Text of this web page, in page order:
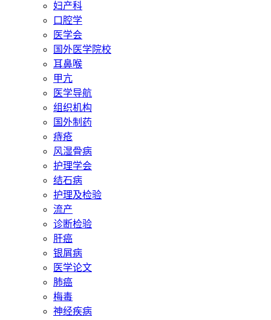
妇产科
口腔学
医学会
国外医学院校
耳鼻喉
甲亢
医学导航
组织机构
国外制药
痔疮
风湿骨病
护理学会
结石病
护理及检验
流产
诊断检验
肝癌
银屑病
医学论文
肺癌
梅毒
神经疾病